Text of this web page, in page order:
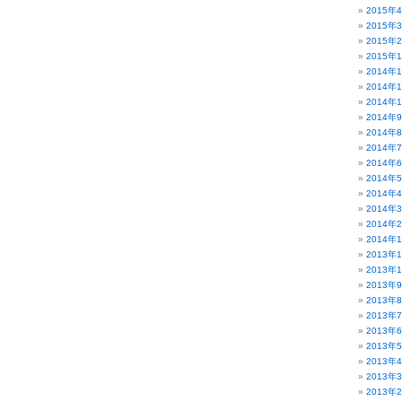
2015年4
2015年3
2015年2
2015年1
2014年
2014年
2014年
2014年9
2014年8
2014年7
2014年6
2014年5
2014年4
2014年3
2014年2
2014年1
2013年
2013年
2013年9
2013年8
2013年7
2013年6
2013年5
2013年4
2013年3
2013年2